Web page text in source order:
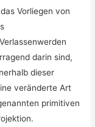
Vorliegen von
darin sind,
dieser
veränderte Art
primitiven